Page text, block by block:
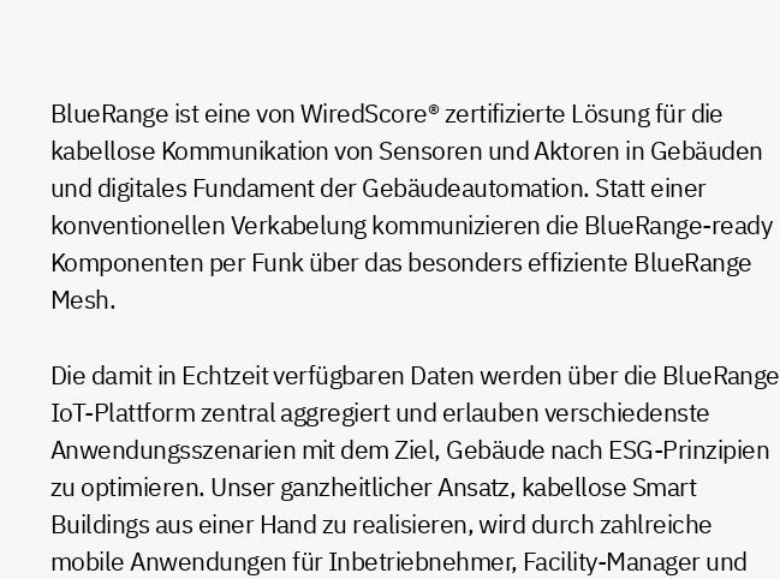
BlueRange ist eine von WiredScore® zertifizierte Lösung für die
kabellose Kommunikation von Sensoren und Aktoren in Gebäuden
und digitales Fundament der Gebäudeautomation. Statt einer
konventionellen Verkabelung kommunizieren die BlueRange-ready
Komponenten per Funk über das besonders effiziente BlueRange
Mesh.
Die damit in Echtzeit verfügbaren Daten werden über die BlueRange
IoT-Plattform zentral aggregiert und erlauben verschiedenste
Anwendungsszenarien mit dem Ziel, Gebäude nach ESG-Prinzipien
zu optimieren. Unser ganzheitlicher Ansatz, kabellose Smart
Buildings aus einer Hand zu realisieren, wird durch zahlreiche
mobile Anwendungen für Inbetriebnehmer, Facility-Manager und